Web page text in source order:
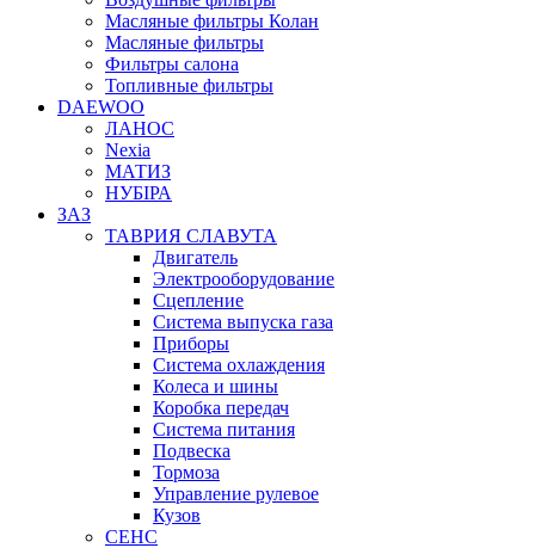
Масляные фильтры Колан
Масляные фильтры
Фильтры салона
Топливные фильтры
DAEWOO
ЛАНОС
Nexia
МАТИЗ
НУБІРА
ЗАЗ
ТАВРИЯ СЛАВУТА
Двигатель
Электрооборудование
Сцепление
Система выпуска газа
Приборы
Система охлаждения
Колеса и шины
Коробка передач
Система питания
Подвеска
Тормоза
Управление рулевое
Кузов
СЕНС